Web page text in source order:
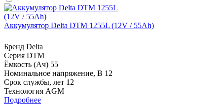
Аккумулятор Delta DTM 1255L (12V / 55Ah)
Бренд Delta
Серия DTM
Ёмкость (Ач) 55
Номинальное напряжение, В 12
Срок службы, лет 12
Технология AGM
Подробнее